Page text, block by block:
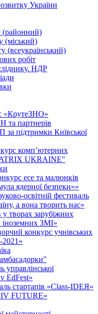
України
(районний)
(міський)
(всеукраїнський)
робіт
НДР
«КрутеЗНО»
та партнерів
підтримки Київської
комп’ютерних
UKRAINE"
есе та малюнків
ядерної безпеки»»
освітній фестиваль
а вона творить нас»
творах зарубіжних
іноземних ЗМІ»
конкурс учнівських
управлінської
EdFest»
стартапів «Class-IDEЯ»
FUTURE»